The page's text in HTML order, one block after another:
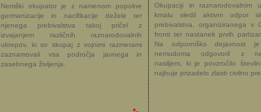
Nemški okupator je z namenom popolne
germanizacije in nacifikacije dežele ter
njenega prebivalstva takoj pričel z
izvajanjem različnih raznarodovalnih
ukrepov, ki so skupaj z vojnimi razmerami
zaznamovali vsa področja javnega in
zasebnega življenja.
Okupaciji in raznarodovalnim
kmalu sledil aktivni odpor
prebivalstva, organiziranega v
fronti ter nastanek prvih
Na odporniško dejavnost
nemudoma odgovoril z
nasiljem, ki je povzročilo
najhuje prizadelo zlasti civilno